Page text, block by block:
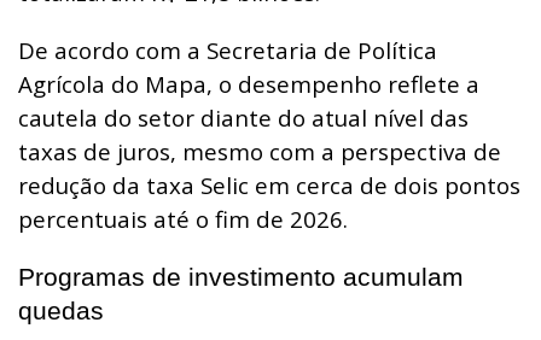
De acordo com a Secretaria de Política
Agrícola do Mapa, o desempenho reflete a
cautela do setor diante do atual nível das
taxas de juros, mesmo com a perspectiva de
redução da taxa Selic em cerca de dois pontos
percentuais até o fim de 2026.
Programas de investimento acumulam
quedas